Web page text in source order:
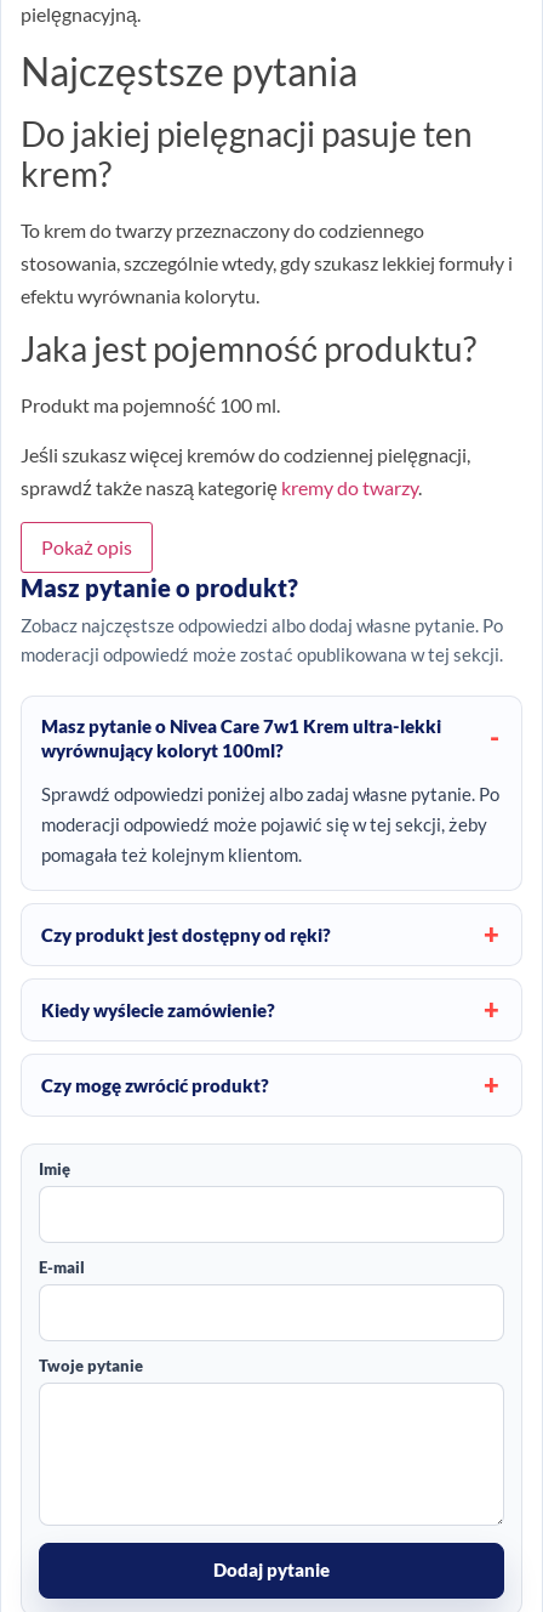
pielęgnacyjną.
Najczęstsze pytania
Do jakiej pielęgnacji pasuje ten
krem?
To krem do twarzy przeznaczony do codziennego
stosowania, szczególnie wtedy, gdy szukasz lekkiej formuły i
efektu wyrównania kolorytu.
Jaka jest pojemność produktu?
Produkt ma pojemność 100 ml.
Jeśli szukasz więcej kremów do codziennej pielęgnacji,
sprawdź także naszą kategorię kremy do twarzy.
Pokaż opis
Masz pytanie o produkt?
Zobacz najczęstsze odpowiedzi albo dodaj własne pytanie. Po
moderacji odpowiedź może zostać opublikowana w tej sekcji.
Masz pytanie o Nivea Care 7w1 Krem ultra-lekki
wyrównujący koloryt 100ml?
Sprawdź odpowiedzi poniżej albo zadaj własne pytanie. Po
moderacji odpowiedź może pojawić się w tej sekcji, żeby
pomagała też kolejnym klientom.
Czy produkt jest dostępny od ręki?
Kiedy wyślecie zamówienie?
Czy mogę zwrócić produkt?
Imię
E-mail
Twoje pytanie
Dodaj pytanie